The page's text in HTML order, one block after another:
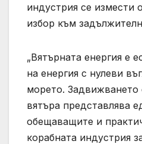
индустрия се измести
избор към
„Вятърната енергия е
на енергия с нулеви
морето.
вятъра представлява
обещаващите и
корабната индустрия